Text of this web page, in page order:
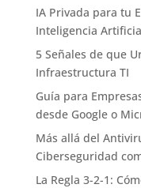
IA Privada para tu
Inteligencia
5 Señales de que
Infraestructura TI
Guía para
desde Google o
Más allá del
Ciberseguridad
La Regla 3-2-1: